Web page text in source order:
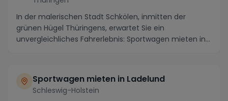
In der malerischen Stadt Schkölen, inmitten der
grünen Hügel Thüringens, erwartet Sie ein
unvergleichliches Fahrerlebnis: Sportwagen mieten in
Sportwagen mieten in Ladelund
Schleswig-Holstein